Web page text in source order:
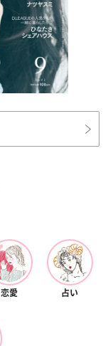
恋愛 占い